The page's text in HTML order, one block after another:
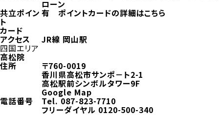
ローン
共立ポイン
ト
カード
有 ポイントカードの詳細はこちら
アクセス JR線 岡山駅
四国エリア
高松院
住所 〒760-0019
香川県高松市サンポ－ト2-1
高松駅前シンボルタワー9F
Google Map
電話番号 Tel.087-823-7710
フリーダイヤル 0120-500-340